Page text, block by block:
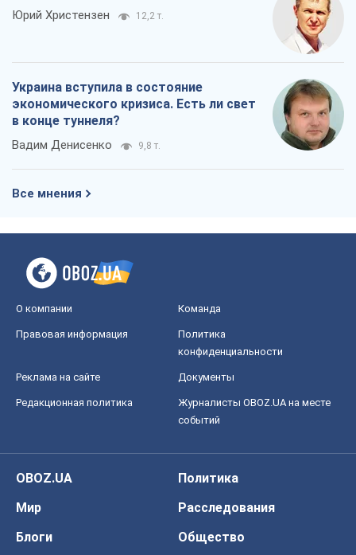
Юрий Христензен 12,2 т.
Украина вступила в состояние
экономического кризиса. Есть ли свет
в конце туннеля?
Вадим Денисенко 9,8 т.
Все мнения
О компании Команда
Правовая информация
Политика
конфиденциальности
Реклама на сайте Документы
Редакционная политика
Журналисты OBOZ.UA на месте
событий
OBOZ.UA
Политика
Мир
Расследования
Блоги
Общество